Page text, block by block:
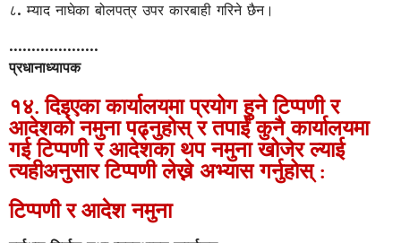
८. म्याद नाघेका बोलपत्र उपर कारबाही गरिने छैन।
....................
प्रधानाध्यापक
१४. दिइएका कार्यालयमा प्रयोग हुने टिप्पणी र
आदेशको नमुना पढ्नुहोस् र तपाईं कुनै कार्यालयमा
गई टिप्पणी र आदेशका थप नमुना खोजेर ल्याई
त्यहीअनुसार टिप्पणी लेख्ने अभ्यास गर्नुहोस् :
टिप्पणी र आदेश नमुना